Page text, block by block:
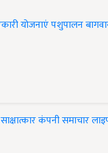
योजनाएंपशुपालन
साक्षात्कारकंपनी समाचार